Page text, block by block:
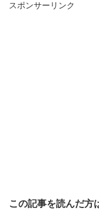
スポンサーリンク
この記事を読んだ方